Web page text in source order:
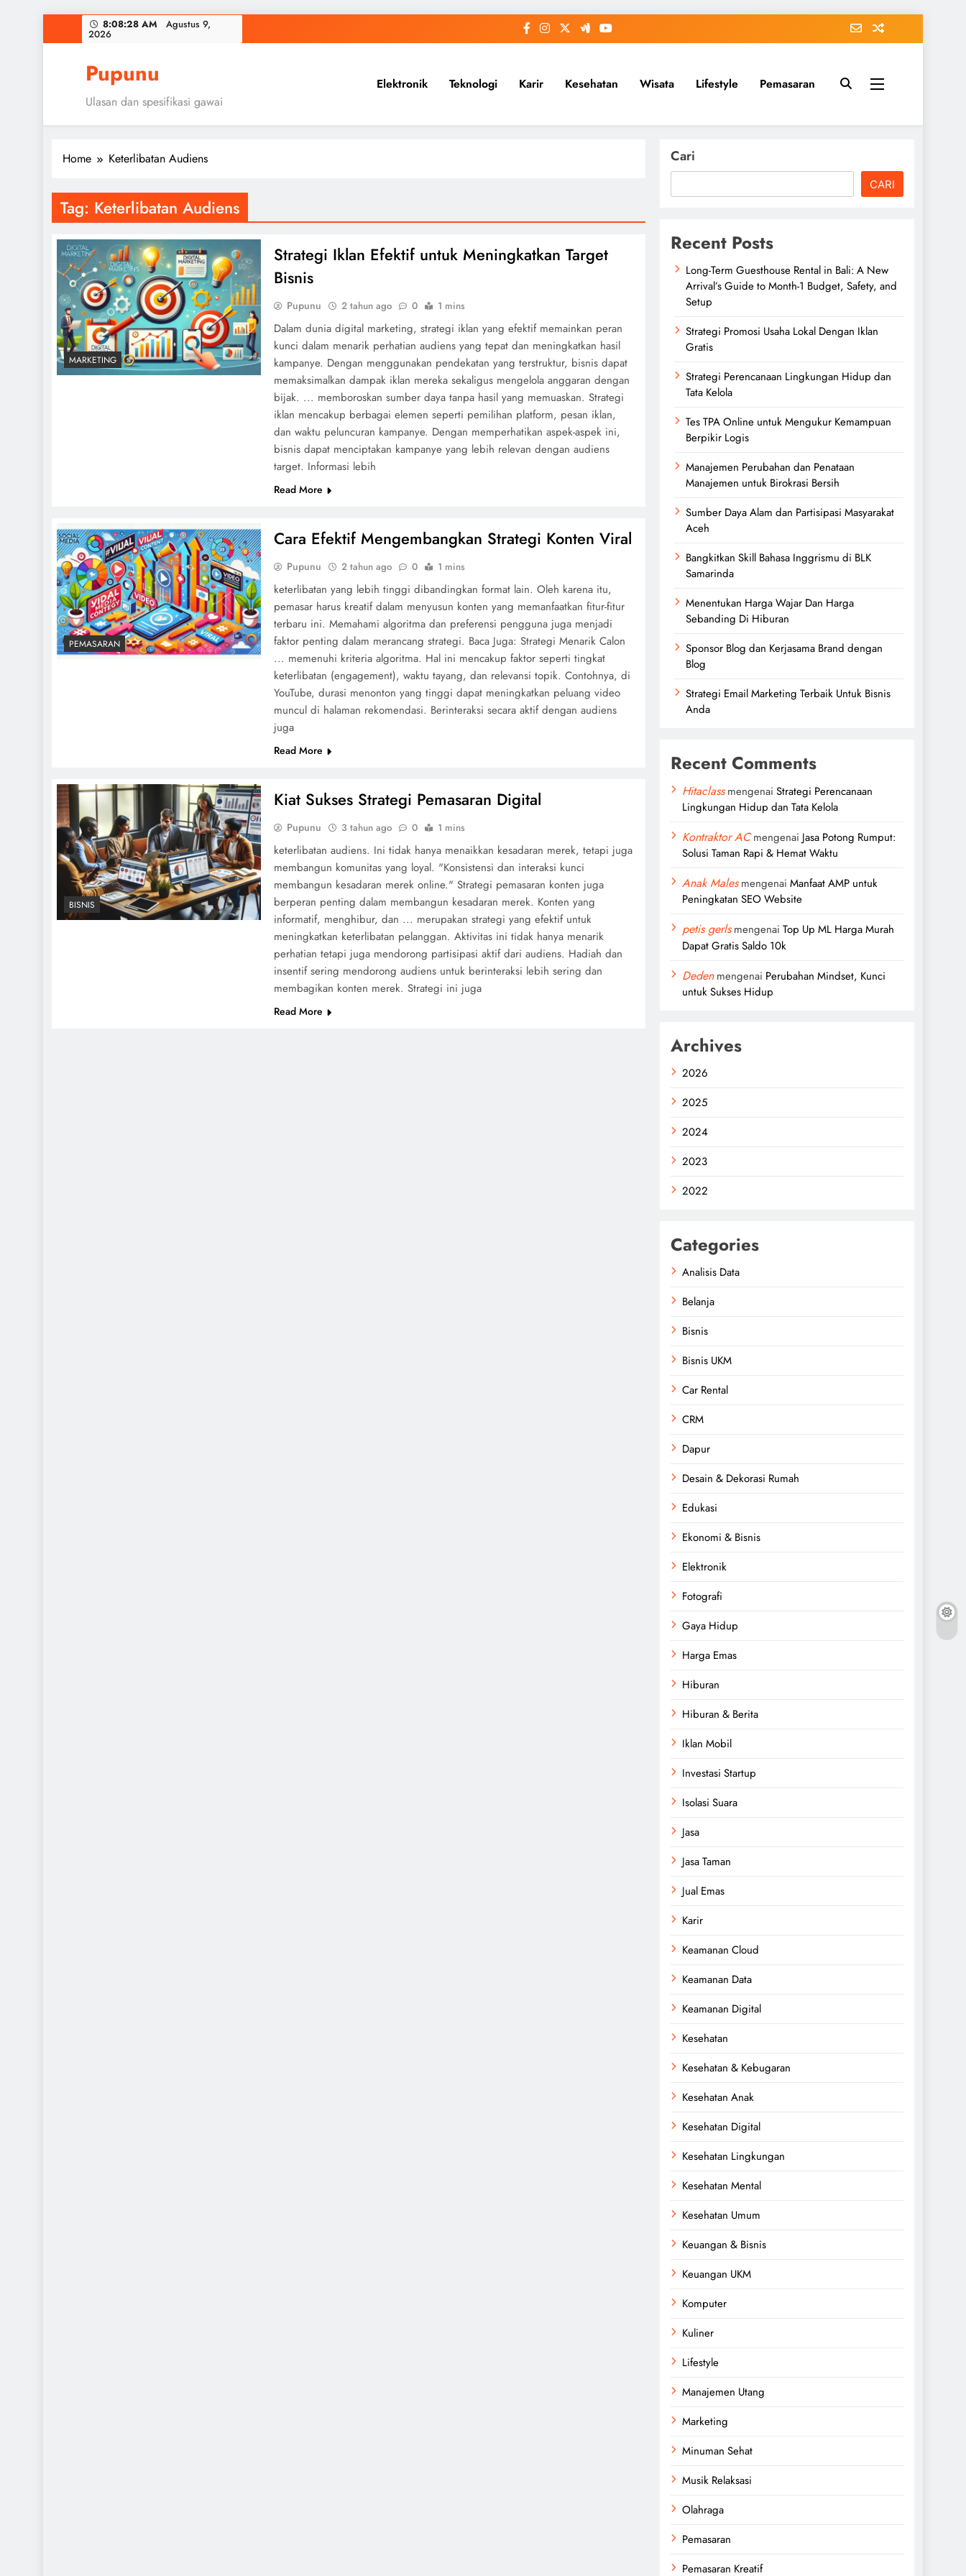
to
8:08:29 AM Agustus 9,
2026
Pupunu
Ulasan dan spesifikasi gawai
Elektronik Teknologi Karir Kesehatan Wisata Lifestyle Pemasaran
Home Keterlibatan Audiens
Tag: Keterlibatan Audiens
MARKETING
Strategi Iklan Efektif untuk Meningkatkan Target
Bisnis
Pupunu 2 tahun ago 0 1 mins
Dalam dunia digital marketing, strategi iklan yang efektif memainkan peran
kunci dalam menarik perhatian audiens yang tepat dan meningkatkan hasil
kampanye. Dengan menggunakan pendekatan yang terstruktur, bisnis dapat
memaksimalkan dampak iklan mereka sekaligus mengelola anggaran dengan
bijak. ... memboroskan sumber daya tanpa hasil yang memuaskan. Strategi
iklan mencakup berbagai elemen seperti pemilihan platform, pesan iklan,
dan waktu peluncuran kampanye. Dengan memperhatikan aspek-aspek ini,
bisnis dapat menciptakan kampanye yang lebih relevan dengan audiens
target. Informasi lebih
Read More
PEMASARAN
Cara Efektif Mengembangkan Strategi Konten Viral
Pupunu 2 tahun ago 0 1 mins
keterlibatan yang lebih tinggi dibandingkan format lain. Oleh karena itu,
pemasar harus kreatif dalam menyusun konten yang memanfaatkan fitur-fitur
terbaru ini. Memahami algoritma dan preferensi pengguna juga menjadi
faktor penting dalam merancang strategi. Baca Juga: Strategi Menarik Calon
... memenuhi kriteria algoritma. Hal ini mencakup faktor seperti tingkat
keterlibatan (engagement), waktu tayang, dan relevansi topik. Contohnya, di
YouTube, durasi menonton yang tinggi dapat meningkatkan peluang video
muncul di halaman rekomendasi. Berinteraksi secara aktif dengan audiens
juga
Read More
BISNIS
Kiat Sukses Strategi Pemasaran Digital
Pupunu 3 tahun ago 0 1 mins
keterlibatan audiens. Ini tidak hanya menaikkan kesadaran merek, tetapi juga
membangun komunitas yang loyal. "Konsistensi dan interaksi kunci
membangun kesadaran merek online." Strategi pemasaran konten juga
berperan penting dalam membangun kesadaran merek. Konten yang
informatif, menghibur, dan ... merupakan strategi yang efektif untuk
meningkatkan keterlibatan pelanggan. Aktivitas ini tidak hanya menarik
perhatian tetapi juga mendorong partisipasi aktif dari audiens. Hadiah dan
insentif sering mendorong audiens untuk berinteraksi lebih sering dan
membagikan konten merek. Strategi ini juga
Read More
Cari
CARI
Recent Posts
Long-Term Guesthouse Rental in Bali: A New
Arrival’s Guide to Month-1 Budget, Safety, and
Setup
Strategi Promosi Usaha Lokal Dengan Iklan
Gratis
Strategi Perencanaan Lingkungan Hidup dan
Tata Kelola
Tes TPA Online untuk Mengukur Kemampuan
Berpikir Logis
Manajemen Perubahan dan Penataan
Manajemen untuk Birokrasi Bersih
Sumber Daya Alam dan Partisipasi Masyarakat
Aceh
Bangkitkan Skill Bahasa Inggrismu di BLK
Samarinda
Menentukan Harga Wajar Dan Harga
Sebanding Di Hiburan
Sponsor Blog dan Kerjasama Brand dengan
Blog
Strategi Email Marketing Terbaik Untuk Bisnis
Anda
Recent Comments
Hitaclassmengenai Strategi Perencanaan
Lingkungan Hidup dan Tata Kelola
Kontraktor ACmengenai Jasa Potong Rumput:
Solusi Taman Rapi & Hemat Waktu
Anak Malesmengenai Manfaat AMP untuk
Peningkatan SEO Website
petis gerlsmengenai Top Up ML Harga Murah
Dapat Gratis Saldo 10k
Dedenmengenai Perubahan Mindset, Kunci
untuk Sukses Hidup
Archives
2026
2025
2024
2023
2022
Categories
Analisis Data
Belanja
Bisnis
Bisnis UKM
Car Rental
CRM
Dapur
Desain & Dekorasi Rumah
Edukasi
Ekonomi & Bisnis
Elektronik
Fotografi
Gaya Hidup
Harga Emas
Hiburan
Hiburan & Berita
Iklan Mobil
Investasi Startup
Isolasi Suara
Jasa
Jasa Taman
Jual Emas
Karir
Keamanan Cloud
Keamanan Data
Keamanan Digital
Kesehatan
Kesehatan & Kebugaran
Kesehatan Anak
Kesehatan Digital
Kesehatan Lingkungan
Kesehatan Mental
Kesehatan Umum
Keuangan & Bisnis
Keuangan UKM
Komputer
Kuliner
Lifestyle
Manajemen Utang
Marketing
Minuman Sehat
Musik Relaksasi
Olahraga
Pemasaran
Pemasaran Kreatif